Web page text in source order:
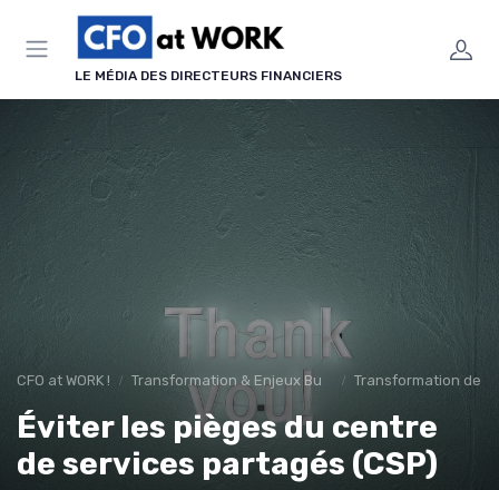
LE MÉDIA DES DIRECTEURS FINANCIERS
CFO at WORK ! Transformation & Enjeux Business Transformation de
Éviter les pièges du centre
de services partagés (CSP)
Panneau de gestion des cookies